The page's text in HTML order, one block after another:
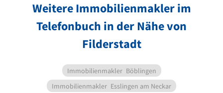
Weitere Immobilienmakler im
Telefonbuch in der Nähe von
Filderstadt
Immobilienmakler Böblingen
Immobilienmakler Esslingen am Neckar